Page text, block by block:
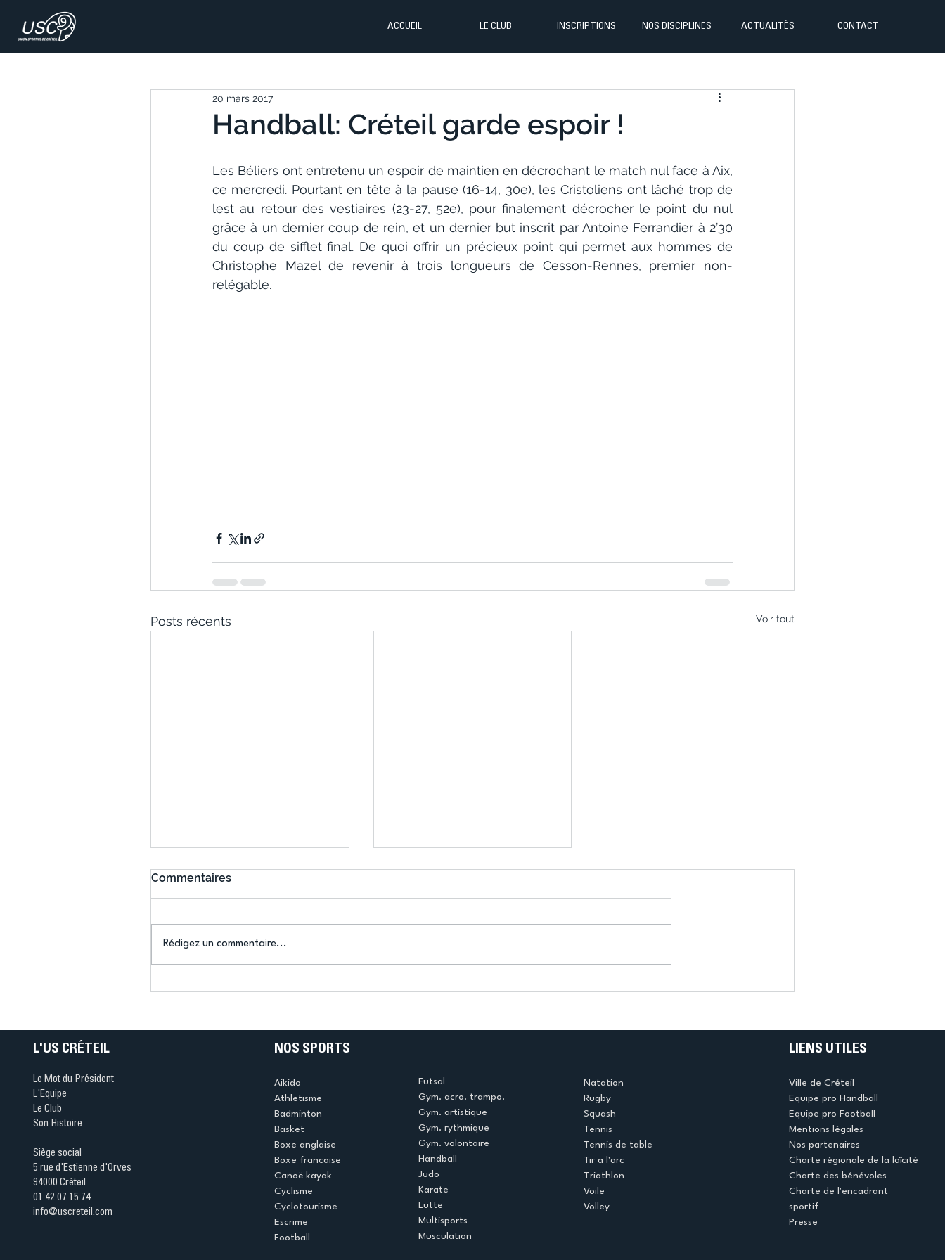
ACCUEIL LE CLUB INSCRIPTIONS NOS DISCIPLINES ACTUALITÉS CONTACT
Handball: Créteil garde espoir !
20 mars 2017
Les Béliers ont entretenu un espoir de maintien en décrochant le match nul face à Aix,
ce mercredi. Pourtant en tête à la pause (16-14, 30e), les Cristoliens ont lâché trop de
lest au retour des vestiaires (23-27, 52e), pour finalement décrocher le point du nul
grâce à un dernier coup de rein, et un dernier but inscrit par Antoine Ferrandier à 2’30
du coup de sifflet final. De quoi offrir un précieux point qui permet aux hommes de
Christophe Mazel de revenir à trois longueurs de Cesson-Rennes, premier non-
relégable.
Posts récents Voir tout
Ping ? Quand le tennis de
termine la saison en
Commentaires
Rédigez un commentaire...
L'US CRÉTEIL
Le Mot du Président
L'Equipe
Le Club
Son Histoire
Siège social
5 rue d'Estienne d'Orves
94000 Créteil
01 42 07 15 74
info@uscreteil.com
NOS SPORTS
Aikido
Athletisme
Badminton
Basket
Boxe anglaise
Boxe francaise
Canoë kayak
Cyclisme
Cyclotourisme
Escrime
Football
Futsal
Gym. acro. trampo.
Gym. artistique
Gym. rythmique
Gym. volontaire
Handball
Judo
Karate
Lutte
Multisports
Musculation
Natation
Rugby
Squash
Tennis
Tennis de table
Tir a l'arc
Triathlon
Voile
Volley
LIENS UTILES
Ville de Créteil
Equipe pro Handball
Equipe pro Football
Mentions légales
Nos partenaires
Charte régionale de la laïcité
Charte des bénévoles
Charte de l'encadrant
sportif
Presse